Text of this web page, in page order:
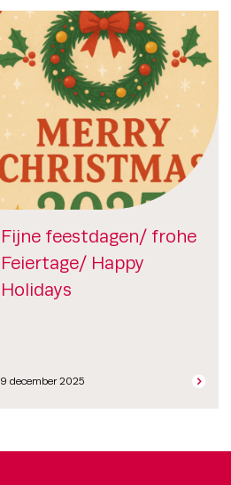
Fijne feestdagen/ frohe
Feiertage/ Happy
Holidays
9 december 2025